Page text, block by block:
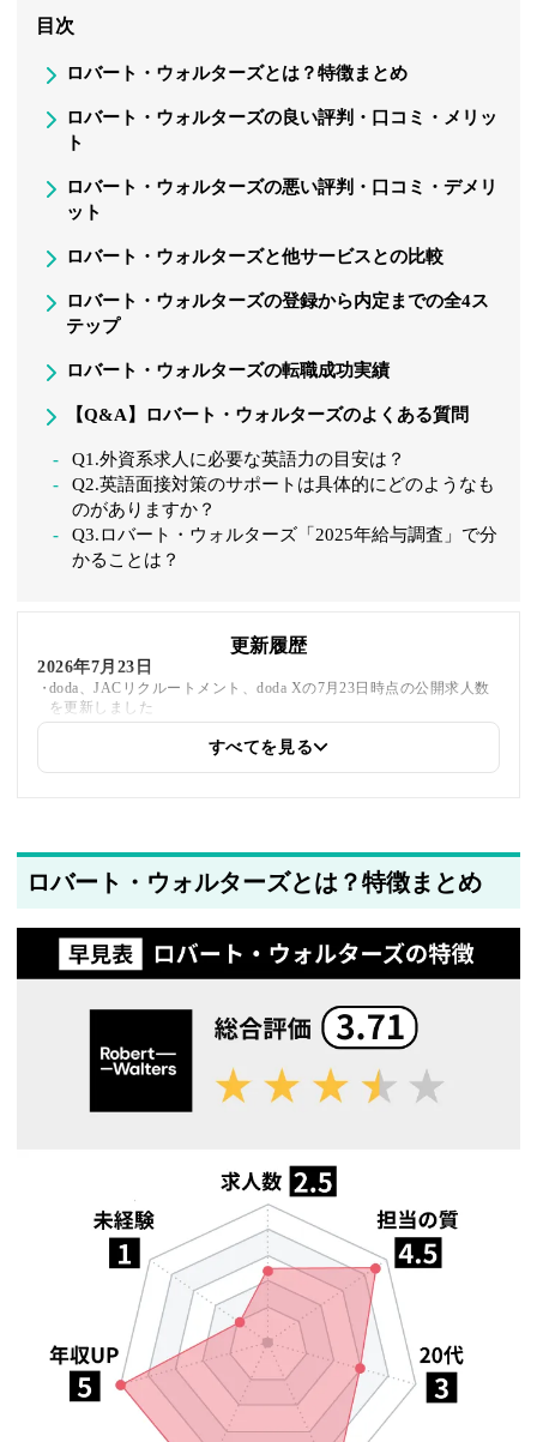
目次
ロバート・ウォルターズとは？特徴まとめ
ロバート・ウォルターズの良い評判・口コミ・メリッ
ト
ロバート・ウォルターズの悪い評判・口コミ・デメリ
ット
ロバート・ウォルターズと他サービスとの比較
ロバート・ウォルターズの登録から内定までの全4ス
テップ
ロバート・ウォルターズの転職成功実績
【Q&A】ロバート・ウォルターズのよくある質問
Q1.外資系求人に必要な英語力の目安は？
Q2.英語面接対策のサポートは具体的にどのようなも
のがありますか？
Q3.ロバート・ウォルターズ「2025年給与調査」で分
かることは？
更新履歴
2026年7月23日
doda、JACリクルートメント、doda Xの7月23日時点の公開求人数
を更新しました
2026年6月1日
2026年4月13日
ユーザビリティを考慮して、「ハイクラス向け転職エージェント一
覧」へのリンクを追加しました
2026年3月25日
doda、JACリクルートメント、doda Xの3月25日時点の公開求人数
2026年3月23日
doda、JACリクルートメント、doda Xの3月23日時点の公開求人数
doda、JACリクルートメント、doda Xの3月19日時点の公開求人数
2026年3月16日
doda、JACリクルートメント、doda Xの3月16日時点の公開求人数
を更新しました
2026年3月12日
doda、JACリクルートメント、doda Xの3月12日時点の公開求人数
を更新しました
すべてを見る
ロバート・ウォルターズとは？特徴まとめ